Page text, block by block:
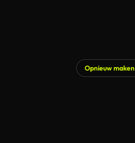
Opnieuw maken